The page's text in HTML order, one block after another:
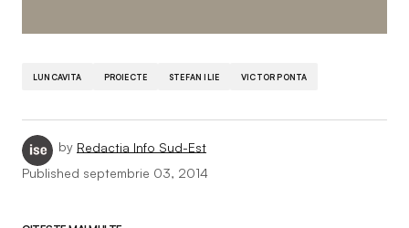
LUNCAVITA PROIECTE STEFAN ILIE VICTOR PONTA
by Redactia Info Sud-Est
Published septembrie 03, 2014